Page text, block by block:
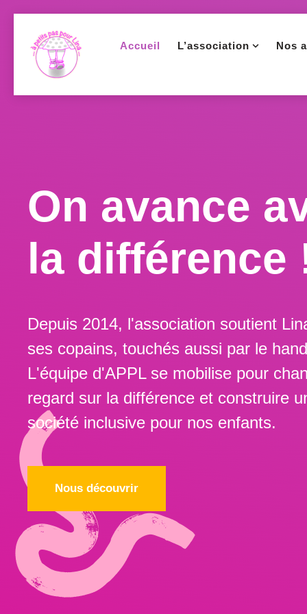
Accueil L’association Nos
On avance
la différence
Depuis 2014, l'association soutient
ses copains, touchés aussi par le
L'équipe d'APPL se mobilise pour
regard sur la différence et construire
société inclusive pour nos enfants.
Nous découvrir